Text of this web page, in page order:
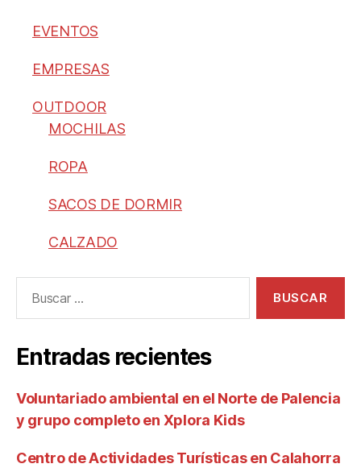
EVENTOS
EMPRESAS
OUTDOOR
MOCHILAS
ROPA
SACOS DE DORMIR
CALZADO
Entradas recientes
Voluntariado ambiental en el Norte de Palencia
y grupo completo en Xplora Kids
Centro de Actividades Turísticas en Calahorra